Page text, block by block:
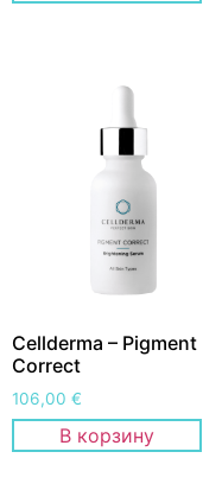
Cellderma – Pigment
Correct
106,00 €
В корзину